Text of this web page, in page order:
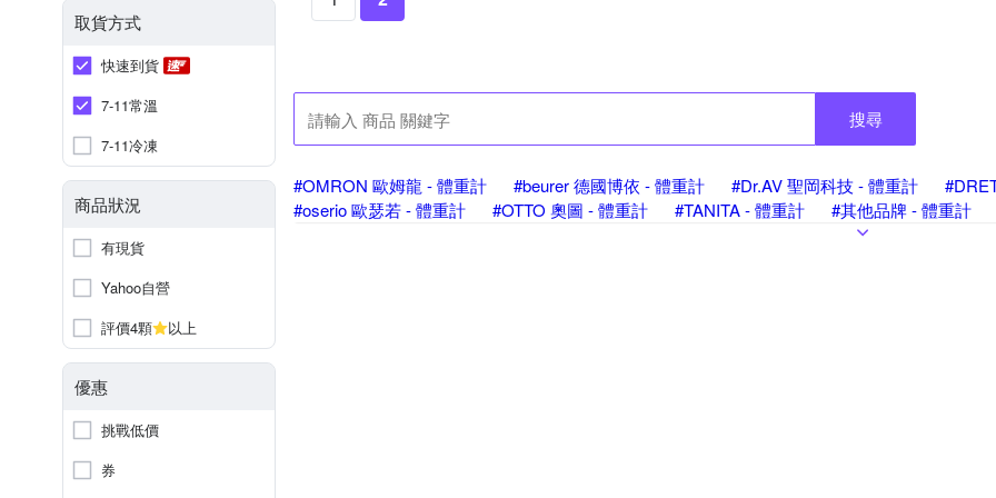
取貨方式
快速到貨
7-11常溫
7-11冷凍
商品狀況
有現貨
Yahoo自營
評價4顆
以上
優惠
挑戰低價
券
搜尋
#OMRON 歐姆龍 - 體重計 #beurer 德國博依 - 體重計 #Dr.AV 聖岡科技 - 體重計
#oserio 歐瑟若 - 體重計
#OTTO 奧圖 - 體重計 #TANITA - 體重計 #其他品牌 - 體重計